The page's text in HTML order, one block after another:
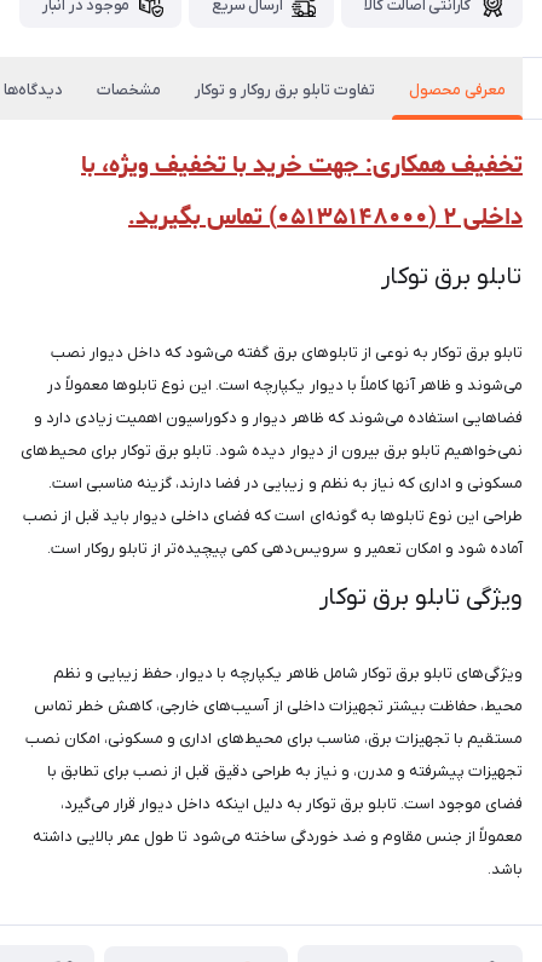
گارانتی اصالت کالا ارسال سریع موجود در انبار
معرفی محصول تفاوت تابلو برق روکار و توکار مشخصات دیدگاه‌ها
تخفیف همکاری: جهت خرید با تخفیف ویژه، با
داخلی ۲ (۰۵۱۳۵۱۴۸۰۰۰) تماس بگیرید.
تابلو برق توکار
تابلو برق توکار به نوعی از تابلوهای برق گفته می‌شود که داخل دیوار نصب
می‌شوند و ظاهر آنها کاملاً با دیوار یکپارچه است. این نوع تابلوها معمولاً در
فضاهایی استفاده می‌شوند که ظاهر دیوار و دکوراسیون اهمیت زیادی دارد و
نمی‌خواهیم تابلو برق بیرون از دیوار دیده شود. تابلو برق توکار برای محیط‌های
مسکونی و اداری که نیاز به نظم و زیبایی در فضا دارند، گزینه مناسبی است.
طراحی این نوع تابلوها به گونه‌ای است که فضای داخلی دیوار باید قبل از نصب
آماده شود و امکان تعمیر و سرویس‌دهی کمی پیچیده‌تر از تابلو روکار است.
ویژگی‌ تابلو برق توکار
ویژگی‌های تابلو برق توکار شامل ظاهر یکپارچه با دیوار، حفظ زیبایی و نظم
محیط، حفاظت بیشتر تجهیزات داخلی از آسیب‌های خارجی، کاهش خطر تماس
مستقیم با تجهیزات برق، مناسب برای محیط‌های اداری و مسکونی، امکان نصب
تجهیزات پیشرفته و مدرن، و نیاز به طراحی دقیق قبل از نصب برای تطابق با
فضای موجود است. تابلو برق توکار به دلیل اینکه داخل دیوار قرار می‌گیرد،
معمولاً از جنس مقاوم و ضد خوردگی ساخته می‌شود تا طول عمر بالایی داشته
باشد.